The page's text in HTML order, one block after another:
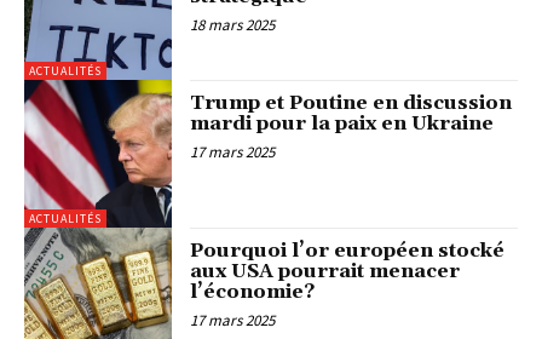
ACTUALITÉS
18 mars 2025
ACTUALITÉS
Trump et Poutine en discussion
mardi pour la paix en Ukraine
17 mars 2025
Pourquoi l’or européen stocké
aux USA pourrait menacer
l’économie?
17 mars 2025